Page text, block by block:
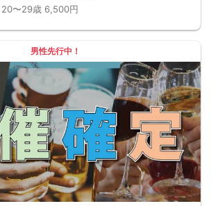
20〜29歳 6,500円
男性先行中！